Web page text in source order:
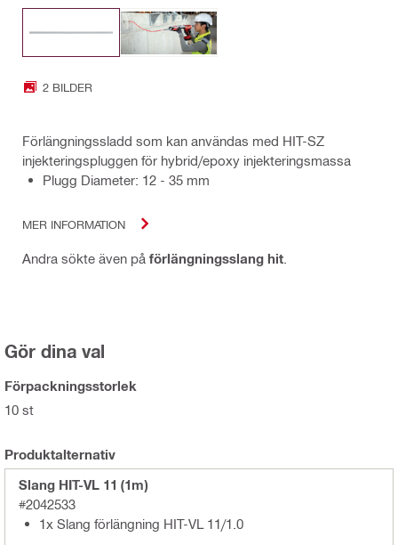
2 BILDER
Förlängningssladd som kan användas med HIT-SZ
injekteringspluggen för hybrid/epoxy injekteringsmassa
Plugg Diameter: 12 - 35 mm
MER INFORMATION
Andra sökte även på förlängningsslang hit
Gör dina val
Förpackningsstorlek
10 st
Produktalternativ
Slang HIT-VL 11 (1m)
#2042533
1x Slang förlängning HIT-VL 11/1.0